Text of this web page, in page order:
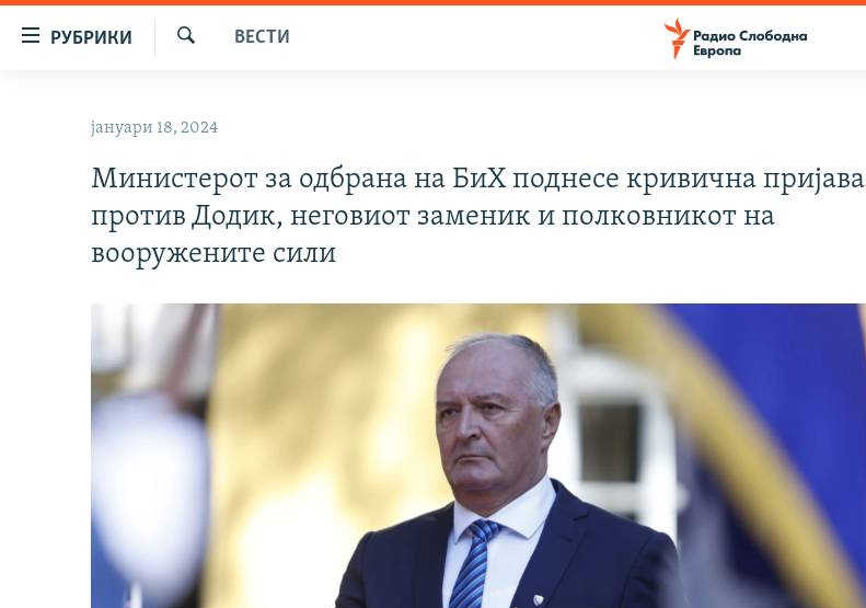
содржината
навигација
РУБРИКИ
ВИЗУЕЛНО
ШТО ТРЕБА ДА ЗНАЕТЕ
ПОДКАСТ ЗОШТО?
ВЕСТИ
јануари 18, 2024
Министерот за одбрана на БиХ поднесе кривична пријава
против Додик, неговиот заменик и полковникот на
вооружените сили